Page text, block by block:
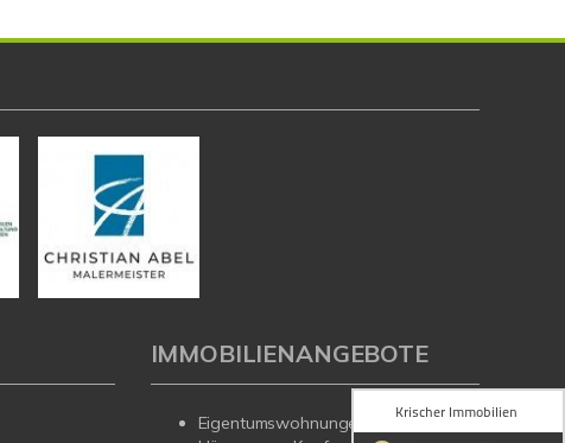
IMMOBILIENANGEBOTE
Eigentumswohnungen